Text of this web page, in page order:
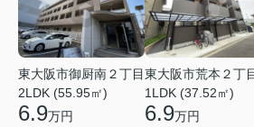
東大阪市御厨南２丁目
2LDK (55.95㎡)
6.9万円
東大阪市荒本２丁
1LDK (37.52㎡)
6.9万円